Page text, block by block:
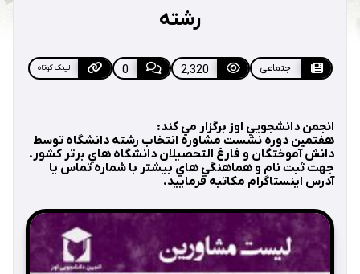
رشته
اجتماعی 2,320
0 لینک کوتاه
انجمن دانشجويي اوز برگزار مي كند:
هفتمين دوره نشست مشاوره انتخاب رشته دانشگاه توسط
دانش آموختگان و فارغ التحصيلان دانشگاه هاي برتر كشور.
جهت ثبت نام و هماهنگي هاي بيشتر با شماره تماس يا
آدرس اينستاگرام مكاتبه فرماييد.